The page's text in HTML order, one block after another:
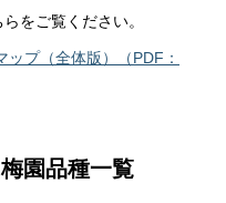
をご覧ください。
プ（全体版）（PDF：
園品種一覧